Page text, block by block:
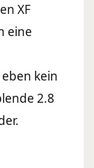
XF
eine
kein
2.8